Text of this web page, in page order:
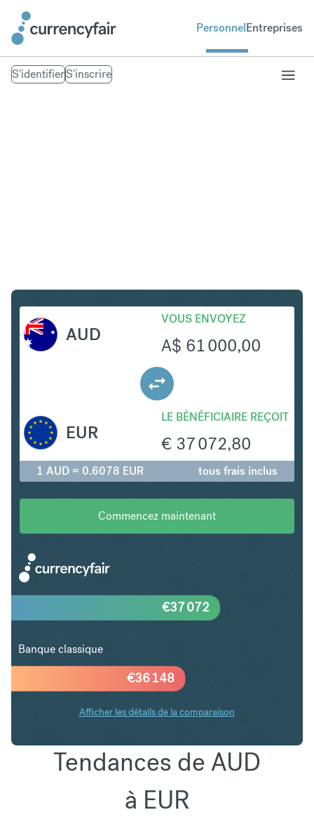
PersonnelEntreprises
S'identifierS'inscrire
AUD
VOUS ENVOYEZ
A$ 61 000,00
LE BÉNÉFICIAIRE REÇOIT
€ 37 072,80
EUR
1 AUD = 0.6078 EUR tous frais inclus
Commencez maintenant
€36 148
€37 072
Banque classique
Afficher les détails de la comparaison
Tendances de AUD
à EUR